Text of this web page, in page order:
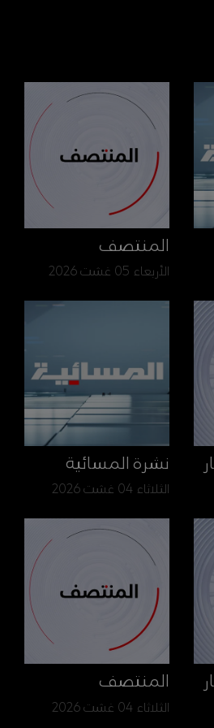
المنتصف
الأربعاء 05 غشت 2026
نشرة المسائية
الثلاثاء 04 غشت 2026
المنتصف
الثلاثاء 04 غشت 2026